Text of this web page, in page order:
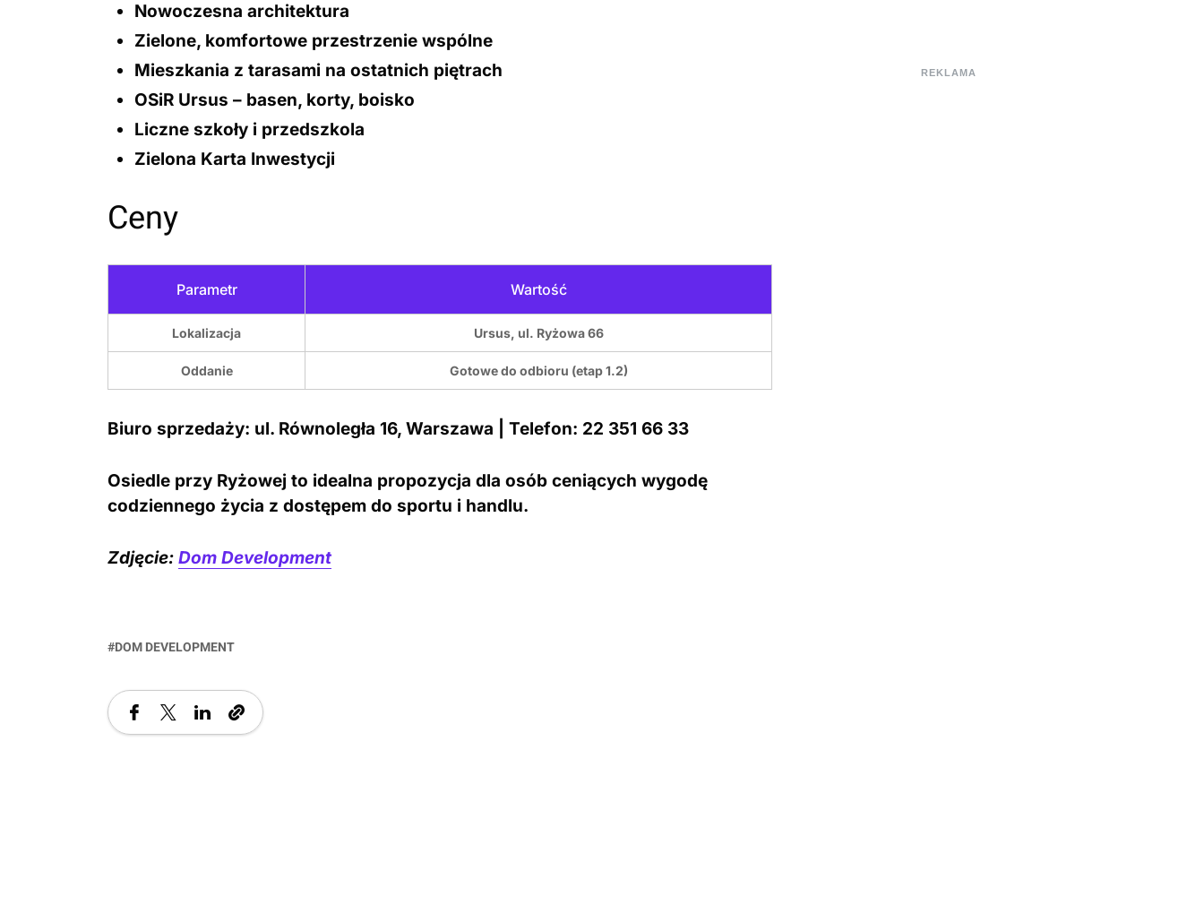
Nowoczesna architektura
Zielone, komfortowe przestrzenie wspólne
Mieszkania z tarasami na ostatnich piętrach
OSiR Ursus – basen, korty, boisko
Liczne szkoły i przedszkola
Zielona Karta Inwestycji
Ceny
Parametr Wartość
Lokalizacja Ursus, ul. Ryżowa 66
Oddanie Gotowe do odbioru (etap 1.2)
Biuro sprzedaży: ul. Równoległa 16, Warszawa | Telefon: 22 351 66 33
Osiedle przy Ryżowej to idealna propozycja dla osób ceniących wygodę
codziennego życia z dostępem do sportu i handlu.
Zdjęcie: Dom Development
DOM DEVELOPMENT
REKLAMA